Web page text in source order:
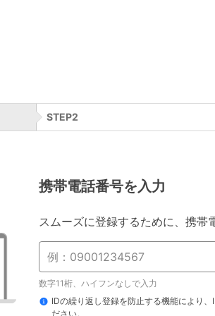
STEP2
携帯電話番号を入力
スムーズに登録するために、携帯
数字11桁、ハイフンなしで入力
IDの繰り返し登録を防止する機能により
ださい。